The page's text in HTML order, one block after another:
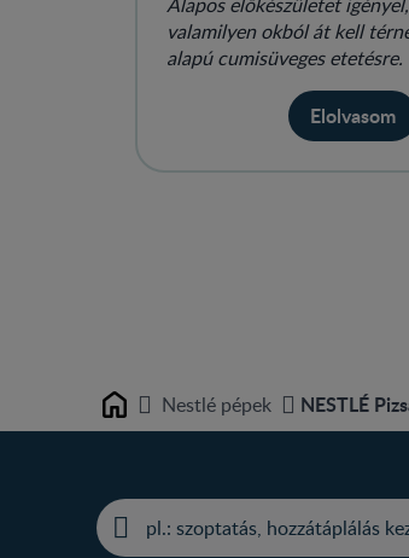
valamilyen okból át kell
alapú cumisüveges etetésre.
Elolvasom
Home Nestlé pépek NESTLÉ